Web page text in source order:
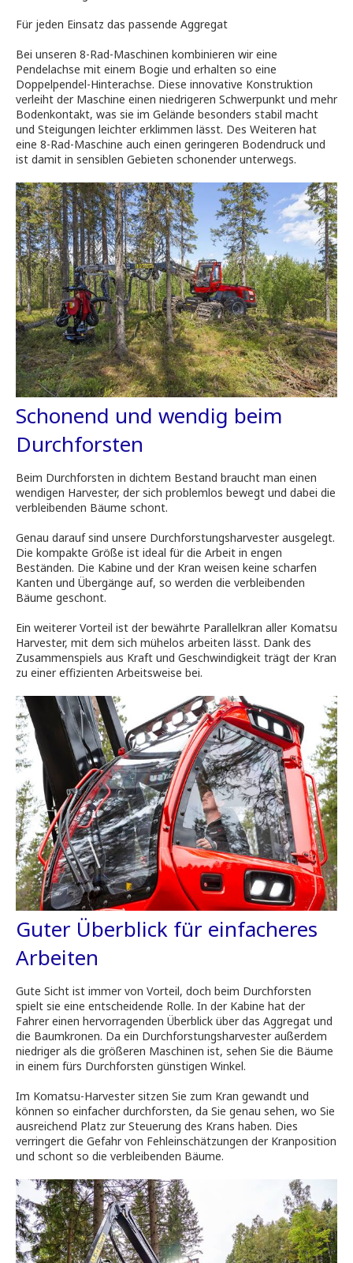
Für jeden Einsatz das passende Aggregat
Bei unseren 8-Rad-Maschinen kombinieren wir eine
Pendelachse mit einem Bogie und erhalten so eine
Doppelpendel-Hinterachse. Diese innovative Konstruktion
verleiht der Maschine einen niedrigeren Schwerpunkt und mehr
Bodenkontakt, was sie im Gelände besonders stabil macht
und Steigungen leichter erklimmen lässt. Des Weiteren hat
eine 8-Rad-Maschine auch einen geringeren Bodendruck und
ist damit in sensiblen Gebieten schonender unterwegs.
Schonend und wendig beim
Durchforsten
Beim Durchforsten in dichtem Bestand braucht man einen
wendigen Harvester, der sich problemlos bewegt und dabei die
verbleibenden Bäume schont.
Genau darauf sind unsere Durchforstungsharvester ausgelegt.
Die kompakte Größe ist ideal für die Arbeit in engen
Beständen. Die Kabine und der Kran weisen keine scharfen
Kanten und Übergänge auf, so werden die verbleibenden
Bäume geschont.
Ein weiterer Vorteil ist der bewährte Parallelkran aller Komatsu
Harvester, mit dem sich mühelos arbeiten lässt. Dank des
Zusammenspiels aus Kraft und Geschwindigkeit trägt der Kran
zu einer effizienten Arbeitsweise bei.
Guter Überblick für einfacheres
Arbeiten
Gute Sicht ist immer von Vorteil, doch beim Durchforsten
spielt sie eine entscheidende Rolle. In der Kabine hat der
Fahrer einen hervorragenden Überblick über das Aggregat und
die Baumkronen. Da ein Durchforstungsharvester außerdem
niedriger als die größeren Maschinen ist, sehen Sie die Bäume
in einem fürs Durchforsten günstigen Winkel.
Im Komatsu-Harvester sitzen Sie zum Kran gewandt und
können so einfacher durchforsten, da Sie genau sehen, wo Sie
ausreichend Platz zur Steuerung des Krans haben. Dies
verringert die Gefahr von Fehleinschätzungen der Kranposition
und schont so die verbleibenden Bäume.